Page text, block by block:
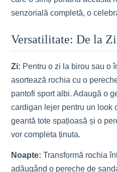
senzorială completă, o
Versatilitate: De la
Zi: Pentru o zi la birou sau o
asortează rochia cu o
pantofi sport albi. Adaugă o
cardigan lejer pentru un look
geantă tote spațioasă și o
vor completa ținuta.
Noapte: Transformă rochia
adăugând o pereche de